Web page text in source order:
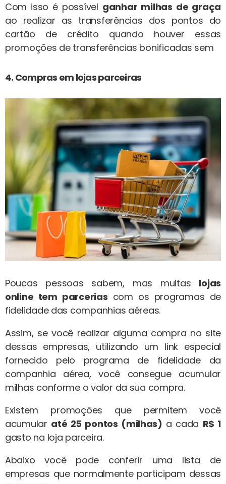
Com isso é possível ganhar milhas de graça
ao realizar as transferências dos pontos do
cartão de crédito quando houver essas
promoções de transferências bonificadas sem
4. Compras em lojas parceiras
Poucas pessoas sabem, mas muitas lojas
online tem parcerias com os programas de
fidelidade das companhias aéreas.
Assim, se você realizar alguma compra no site
dessas empresas, utilizando um link especial
fornecido pelo programa de fidelidade da
companhia aérea, você consegue acumular
milhas conforme o valor da sua compra.
Existem promoções que permitem você
acumular até 25 pontos (milhas) a cada R$ 1
gasto na loja parceira.
Abaixo você pode conferir uma lista de
empresas que normalmente participam dessas